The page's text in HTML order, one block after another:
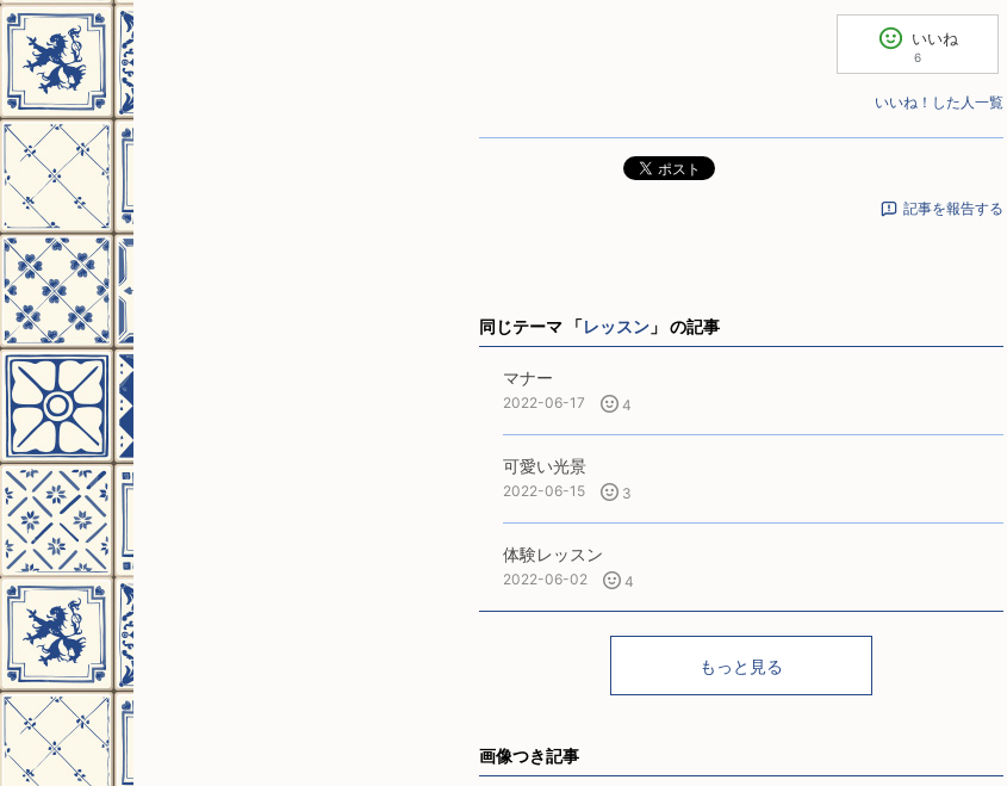
いいね
6
いいね！した人一覧
ポスト
記事を報告する
同じテーマ 「レッスン 」 の記事
マナー
2022-06-17 4
可愛い光景
2022-06-15 3
体験レッスン
2022-06-02 4
もっと見る
画像つき記事